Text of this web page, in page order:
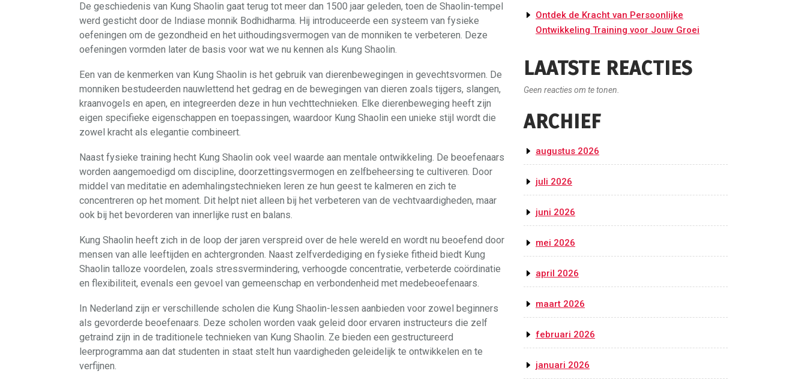
De geschiedenis van Kung Shaolin gaat terug tot meer dan 1500 jaar geleden, toen de Shaolin-tempel
werd gesticht door de Indiase monnik Bodhidharma. Hij introduceerde een systeem van fysieke
oefeningen om de gezondheid en het uithoudingsvermogen van de monniken te verbeteren. Deze
oefeningen vormden later de basis voor wat we nu kennen als Kung Shaolin.
Een van de kenmerken van Kung Shaolin is het gebruik van dierenbewegingen in gevechtsvormen. De
monniken bestudeerden nauwlettend het gedrag en de bewegingen van dieren zoals tijgers, slangen,
kraanvogels en apen, en integreerden deze in hun vechttechnieken. Elke dierenbeweging heeft zijn
eigen specifieke eigenschappen en toepassingen, waardoor Kung Shaolin een unieke stijl wordt die
zowel kracht als elegantie combineert.
Naast fysieke training hecht Kung Shaolin ook veel waarde aan mentale ontwikkeling. De beoefenaars
worden aangemoedigd om discipline, doorzettingsvermogen en zelfbeheersing te cultiveren. Door
middel van meditatie en ademhalingstechnieken leren ze hun geest te kalmeren en zich te
concentreren op het moment. Dit helpt niet alleen bij het verbeteren van de vechtvaardigheden, maar
ook bij het bevorderen van innerlijke rust en balans.
Kung Shaolin heeft zich in de loop der jaren verspreid over de hele wereld en wordt nu beoefend door
mensen van alle leeftijden en achtergronden. Naast zelfverdediging en fysieke fitheid biedt Kung
Shaolin talloze voordelen, zoals stressvermindering, verhoogde concentratie, verbeterde coördinatie
en flexibiliteit, evenals een gevoel van gemeenschap en verbondenheid met medebeoefenaars.
In Nederland zijn er verschillende scholen die Kung Shaolin-lessen aanbieden voor zowel beginners
als gevorderde beoefenaars. Deze scholen worden vaak geleid door ervaren instructeurs die zelf
getraind zijn in de traditionele technieken van Kung Shaolin. Ze bieden een gestructureerd
leerprogramma aan dat studenten in staat stelt hun vaardigheden geleidelijk te ontwikkelen en te
verfijnen.
Ontdek de Kracht van Persoonlijke
Ontwikkeling Training voor Jouw Groei
LAATSTE REACTIES
Geen reacties om te tonen.
ARCHIEF
augustus 2026
juli 2026
juni 2026
mei 2026
april 2026
maart 2026
februari 2026
januari 2026